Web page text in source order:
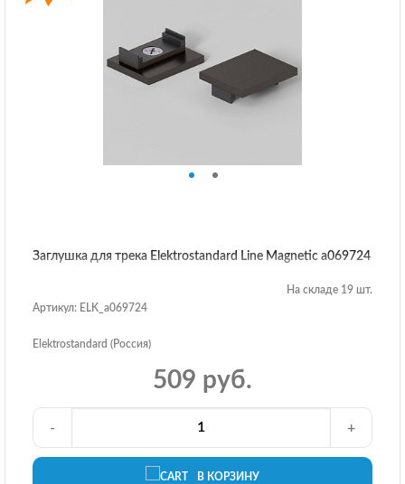
Заглушка для трека Elektrostandard Line Magnetic a069724
На складе 19 шт.
Артикул: ELK_a069724
Elektrostandard (Россия)
509 руб.
В КОРЗИНУ
- +